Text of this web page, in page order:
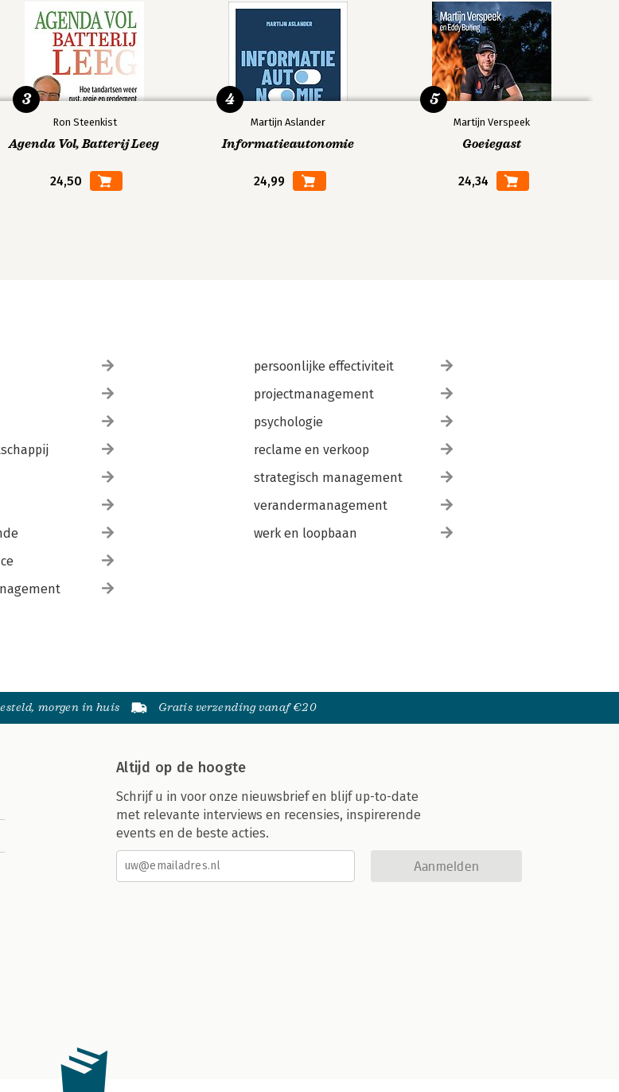
Ron Steenkist
Agenda Vol, Batterij Leeg
24,50
3
Martijn Aslander
Informatieautonomie
24,99
4
Martijn Verspeek
Goeiegast
24,34
5
persoonlijke effectiviteit
projectmanagement
psychologie
reclame en verkoop
strategisch management
verandermanagement
werk en loopbaan
morgen in huis Gratis verzending vanaf €20
Altijd op de hoogte
Schrijf u in voor onze nieuwsbrief en blijf up-to-date
met relevante interviews en recensies, inspirerende
events en de beste acties.
Aanmelden